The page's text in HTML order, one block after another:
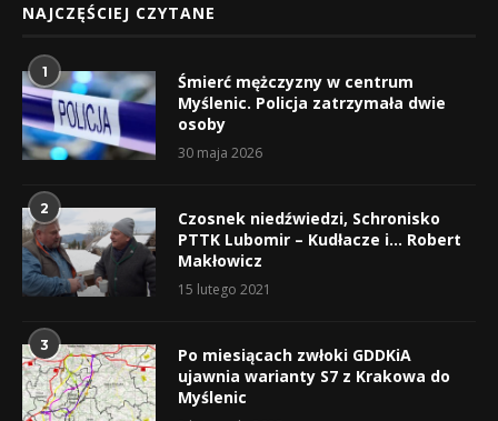
NAJCZĘŚCIEJ CZYTANE
1
Śmierć mężczyzny w centrum
Myślenic. Policja zatrzymała dwie
osoby
30 maja 2026
2
Czosnek niedźwiedzi, Schronisko
PTTK Lubomir – Kudłacze i… Robert
Makłowicz
15 lutego 2021
3
Po miesiącach zwłoki GDDKiA
ujawnia warianty S7 z Krakowa do
Myślenic